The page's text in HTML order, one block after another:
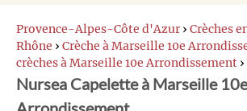
Provence-Alpes-Côte d'Azur › Crèches
Rhône › Crèche à Marseille 10e
crèches à Marseille 10e Arrondissement ›
Nursea Capelette à Marseille 10e